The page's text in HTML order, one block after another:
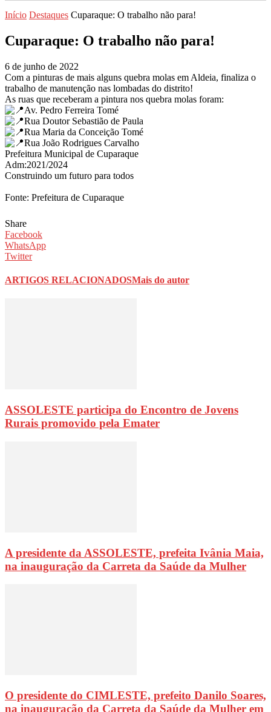
Início Destaques Cuparaque: O trabalho não para!
Cuparaque: O trabalho não para!
6 de junho de 2022
Com a pinturas de mais alguns quebra molas em Aldeia, finaliza o
trabalho de manutenção nas lombadas do distrito!
As ruas que receberam a pintura nos quebra molas foram:
Av. Pedro Ferreira Tomé
Rua Doutor Sebastião de Paula
Rua Maria da Conceição Tomé
Rua João Rodrigues Carvalho
Prefeitura Municipal de Cuparaque
Adm:2021/2024
Construindo um futuro para todos
Fonte: Prefeitura de Cuparaque
Share
Facebook
WhatsApp
Twitter
ARTIGOS RELACIONADOSMais do autor
ASSOLESTE participa do Encontro de Jovens
Rurais promovido pela Emater
A presidente da ASSOLESTE, prefeita Ivânia Maia,
na inauguração da Carreta da Saúde da Mulher
O presidente do CIMLESTE, prefeito Danilo Soares,
na inauguração da Carreta da Saúde da Mulher em